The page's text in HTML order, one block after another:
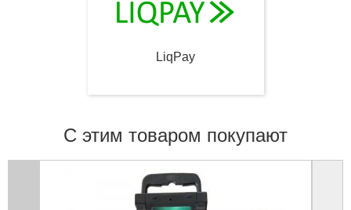
LiqPay
С этим товаром покупают